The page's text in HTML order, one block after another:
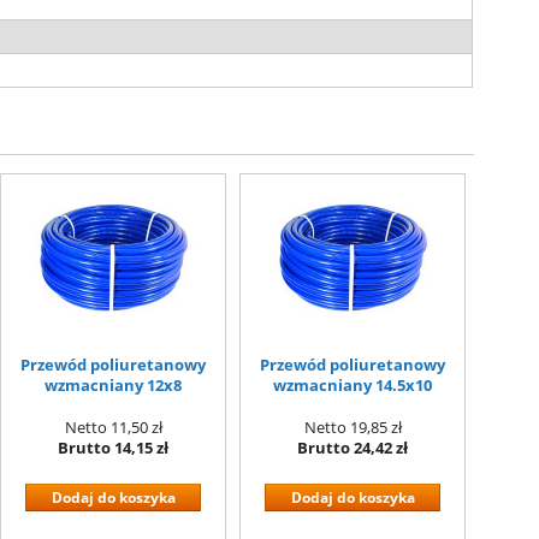
Przewód poliuretanowy
wzmacniany 12x8
Netto 11,50 zł
Brutto 14,15 zł
Dodaj do koszyka
Przewód poliuretanowy
wzmacniany 14.5x10
Netto 19,85 zł
Brutto24,42 zł
Dodaj do koszyka